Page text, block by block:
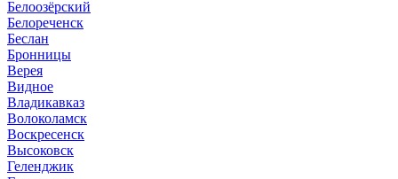
Белоозёрский
Белореченск
Беслан
Бронницы
Верея
Видное
Владикавказ
Волоколамск
Воскресенск
Высоковск
Геленджик